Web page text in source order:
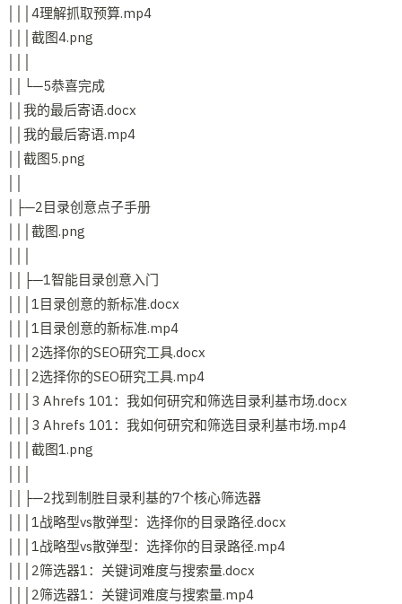
│││4理解抓取预算.mp4
│││截图4.png
││└─5恭喜完成
││我的最后寄语.docx
││我的最后寄语.mp4
││截图5.png
│├─2目录创意点子手册
│││截图.png
││├─1智能目录创意入门
│││1目录创意的新标准.docx
│││1目录创意的新标准.mp4
│││2选择你的SEO研究工具.docx
│││2选择你的SEO研究工具.mp4
│││3 Ahrefs 101：我如何研究和筛选目录利基市场.docx
│││3 Ahrefs 101：我如何研究和筛选目录利基市场.mp4
│││截图1.png
││├─2找到制胜目录利基的7个核心筛选器
│││1战略型vs散弹型：选择你的目录路径.docx
│││1战略型vs散弹型：选择你的目录路径.mp4
│││2筛选器1：关键词难度与搜索量.docx
│││2筛选器1：关键词难度与搜索量.mp4